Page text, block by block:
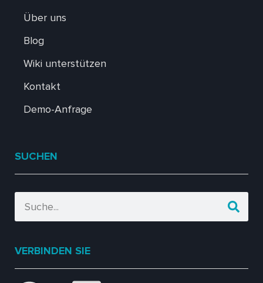
Über uns
Blog
Wiki unterstützen
Kontakt
Demo-Anfrage
SUCHEN
VERBINDEN SIE